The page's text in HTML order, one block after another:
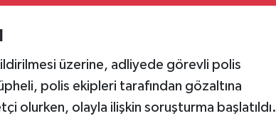
üzerine, adliyede görevli polis
polis ekipleri tarafından gözaltına
olurken, olayla ilişkin soruşturma başlatıldı.